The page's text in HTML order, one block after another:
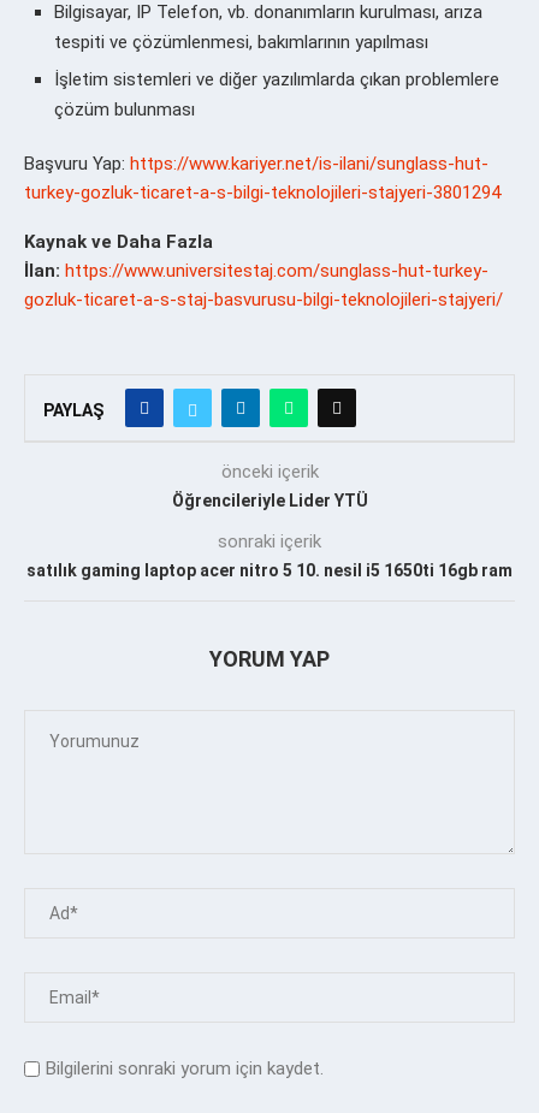
Bilgisayar, IP Telefon, vb. donanımların kurulması, arıza
tespiti ve çözümlenmesi, bakımlarının yapılması
İşletim sistemleri ve diğer yazılımlarda çıkan problemlere
çözüm bulunması
Başvuru Yap: https://www.kariyer.net/is-ilani/sunglass-hut-
turkey-gozluk-ticaret-a-s-bilgi-teknolojileri-stajyeri-3801294
Kaynak ve Daha Fazla
İlan: https://www.universitestaj.com/sunglass-hut-turkey-
gozluk-ticaret-a-s-staj-basvurusu-bilgi-teknolojileri-stajyeri/
PAYLAŞ
önceki içerik
Öğrencileriyle Lider YTÜ
sonraki içerik
satılık gaming laptop acer nitro 5 10. nesil i5 1650ti 16gb ram
YORUM YAP
Bilgilerini sonraki yorum için kaydet.